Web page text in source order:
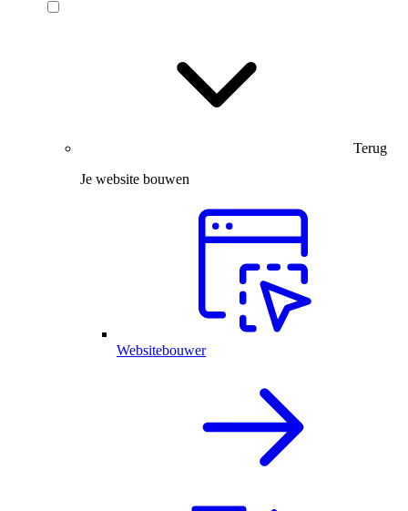
Terug
Je website bouwen
Websitebouwer